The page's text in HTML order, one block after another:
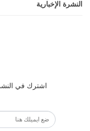
النشرة الإخبارية
اشترك في